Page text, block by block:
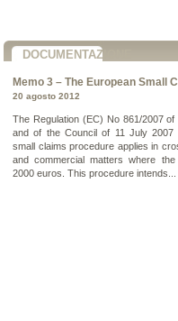
DOCUMENTAZIONE
Memo 3 – The European Small
20 agosto 2012
The Regulation (EC) No 861/2007
and of the Council of 11 July 2007
small claims procedure applies in
and commercial matters where
2000 euros. This procedure intends...